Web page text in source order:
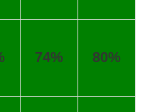
74% 80%